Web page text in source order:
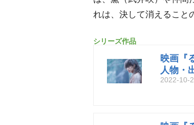
れは、決して消えること
シリーズ作品
映画『
人物・
2022-10-